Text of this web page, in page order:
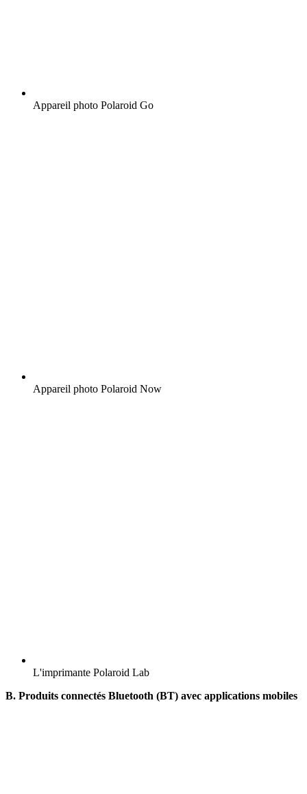
Appareil photo Polaroid Go
Appareil photo Polaroid Now
L'imprimante Polaroid Lab
B. Produits connectés Bluetooth (BT) avec applications mobiles